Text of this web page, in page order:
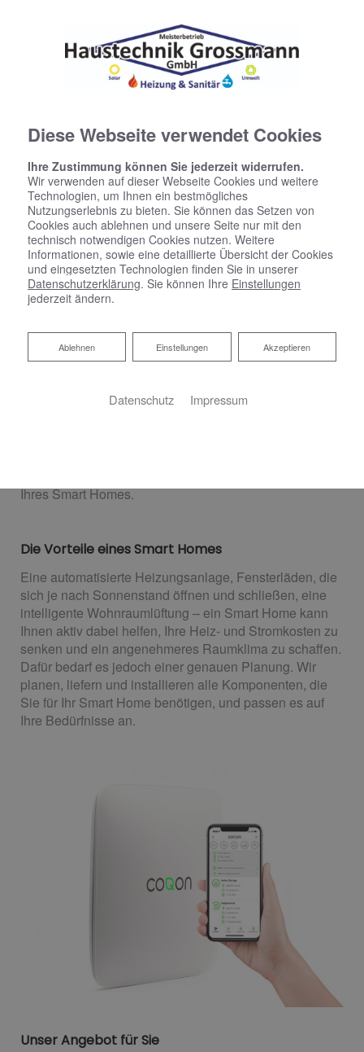
Das intelligente Zuhause
Ihr Smart Home von Grossmann
Ihres Smart Homes.
Die Vorteile eines Smart Homes
Eine automatisierte Heizungsanlage, Fensterläden, die
sich je nach Sonnenstand öffnen und schließen, eine
intelligente Wohnraumlüftung – ein Smart Home kann
Ihnen aktiv dabei helfen, Ihre Heiz- und Stromkosten zu
senken und ein angenehmeres Raumklima zu schaffen.
Dafür bedarf es jedoch einer genauen Planung. Wir
planen, liefern und installieren alle Komponenten, die
Sie für Ihr Smart Home benötigen, und passen es auf
Ihre Bedürfnisse an.
Unser Angebot für Sie
Diese Webseite verwendet Cookies
Ihre Zustimmung können Sie jederzeit widerrufen.
Wir verwenden auf dieser Webseite Cookies und weitere
Technologien, um Ihnen ein bestmögliches
Nutzungserlebnis zu bieten. Sie können das Setzen von
Cookies auch ablehnen und unsere Seite nur mit den
technisch notwendigen Cookies nutzen. Weitere
Informationen, sowie eine detaillierte Übersicht der Cookies
und eingesetzten Technologien finden Sie in unserer
Datenschutzerklärung. Sie können Ihre Einstellungen
jederzeit ändern.
Akzeptieren
Einstellungen
Ablehnen
Ablehnen
Datenschutz Impressum